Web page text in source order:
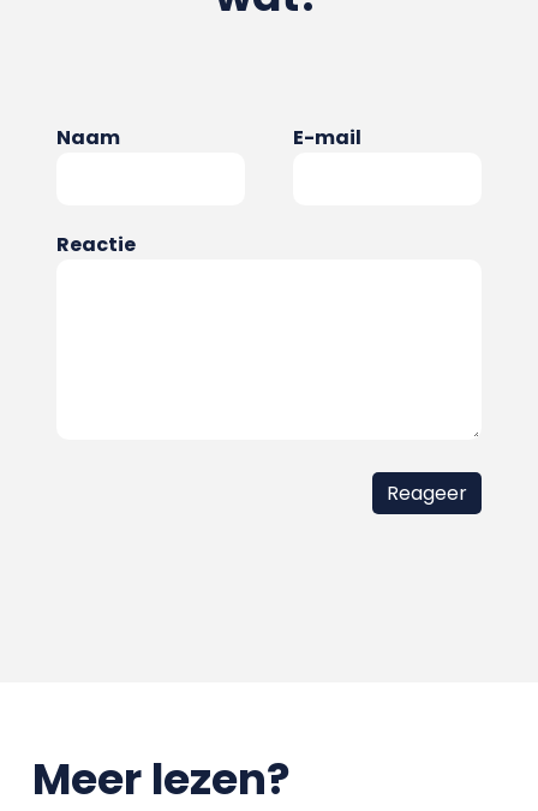
Naam E-mail
Reactie
Meer lezen?